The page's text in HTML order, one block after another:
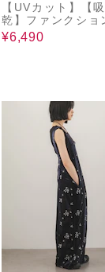
【UVカット】【
乾】ファンクショ
ミサロペット
¥6,490